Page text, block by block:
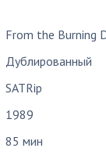
From the Burning
Дублированный
SATRip
1989
85 мин